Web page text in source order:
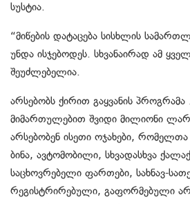
სუსტია.
“მიწების დატაცება სისხლის
უნდა ისჯებოდეს. სხვანაირად ამ
შეუძლებელია.
არსებობს ქირით გაყვანის
მიმართულებით შვიდი მილიონი
არსებობენ ისეთი ოჯახები,
ბინა, ავტომობილი, სხვადასხვა
საცხოვრებელი ფართები, სახნავ-
რეგისტრირებული, გაფორმებული